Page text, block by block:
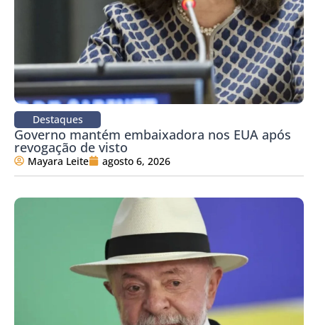
Destaques
Governo mantém embaixadora nos EUA após
revogação de visto
Mayara Leite agosto 6, 2026